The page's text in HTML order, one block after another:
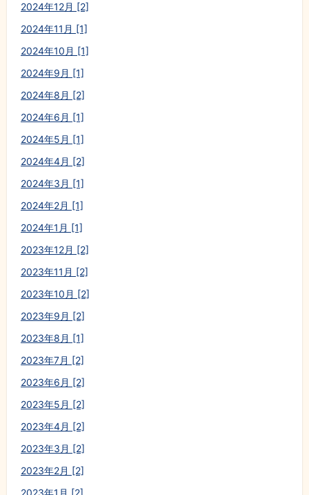
2024年12月 [2]
2024年11月 [1]
2024年10月 [1]
2024年9月 [1]
2024年8月 [2]
2024年6月 [1]
2024年5月 [1]
2024年4月 [2]
2024年3月 [1]
2024年2月 [1]
2024年1月 [1]
2023年12月 [2]
2023年11月 [2]
2023年10月 [2]
2023年9月 [2]
2023年8月 [1]
2023年7月 [2]
2023年6月 [2]
2023年5月 [2]
2023年4月 [2]
2023年3月 [2]
2023年2月 [2]
2023年1月 [2]